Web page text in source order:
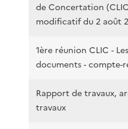
de Concertation
modificatif du 2 août
1ère réunion CLIC - Les
documents - compte-
Rapport de travaux,
travaux